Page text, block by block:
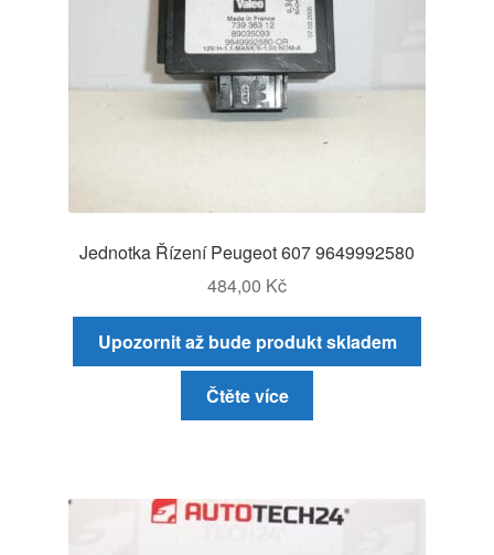
Jednotka Řízení Peugeot 607 9649992580
484,00 Kč
Upozornit až bude produkt skladem
Čtěte více